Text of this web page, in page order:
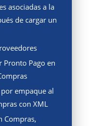
asociadas a la
de cargar un
Pronto Pago en
empaque al
con XML
Compras,